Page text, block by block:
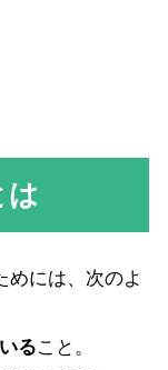
は
めには、次のよ
ること。